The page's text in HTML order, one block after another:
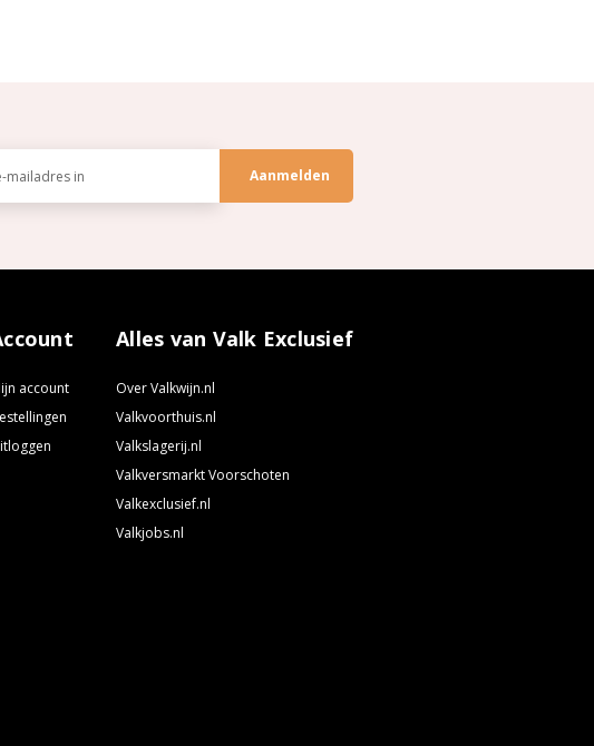
account
Alles van Valk Exclusief
Over Valkwijn.nl
Valkvoorthuis.nl
Valkslagerij.nl
Valkversmarkt Voorschoten
Valkexclusief.nl
Valkjobs.nl